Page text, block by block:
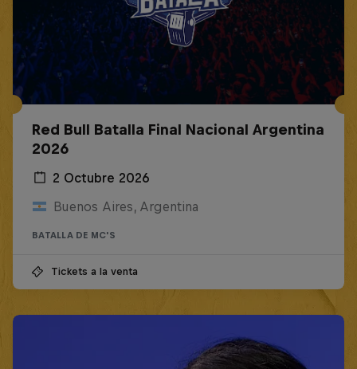
Red Bull Batalla Final Nacional Argentina
2026
2 Octubre 2026
Buenos Aires, Argentina
BATALLA DE MC'S
Tickets a la venta